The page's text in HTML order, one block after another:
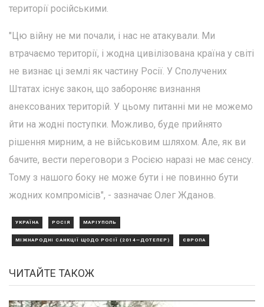
території російськими.
"Цю війну не ми почали, і нас не атакували. Ми
втрачаємо території, і жодна цивілізована країна у світі
не визнає ці землі як частину Росії. У Сполучених
Штатах існує закон, що забороняє визнання
анексованих територій. У цьому питанні ми не можемо
йти на жодні поступки. Можливо, буде прийнято
рішення мирним, а не військовим шляхом. Але, як ви
бачите, вести переговори з Росією наразі не має сенсу.
Тому з нашого боку не може бути і не повинно бути
жодних компромісів", - зазначає Олег Жданов.
УКРАЇНА РОСІЯ МАРІУПОЛЬ
МІЖНАРОДНІ САНКЦІЇ ЩОДО РОСІЇ (2014—ДОТЕПЕР) ЄВРОПА
ЧИТАЙТЕ ТАКОЖ